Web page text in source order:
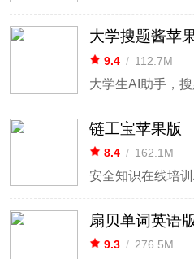
大学搜题酱苹
9.4 / 112.7M
大学生AI助手，
链工宝苹果版
8.4 / 162.1M
安全知识在线培
扇贝单词英语
9.3 / 276.5M